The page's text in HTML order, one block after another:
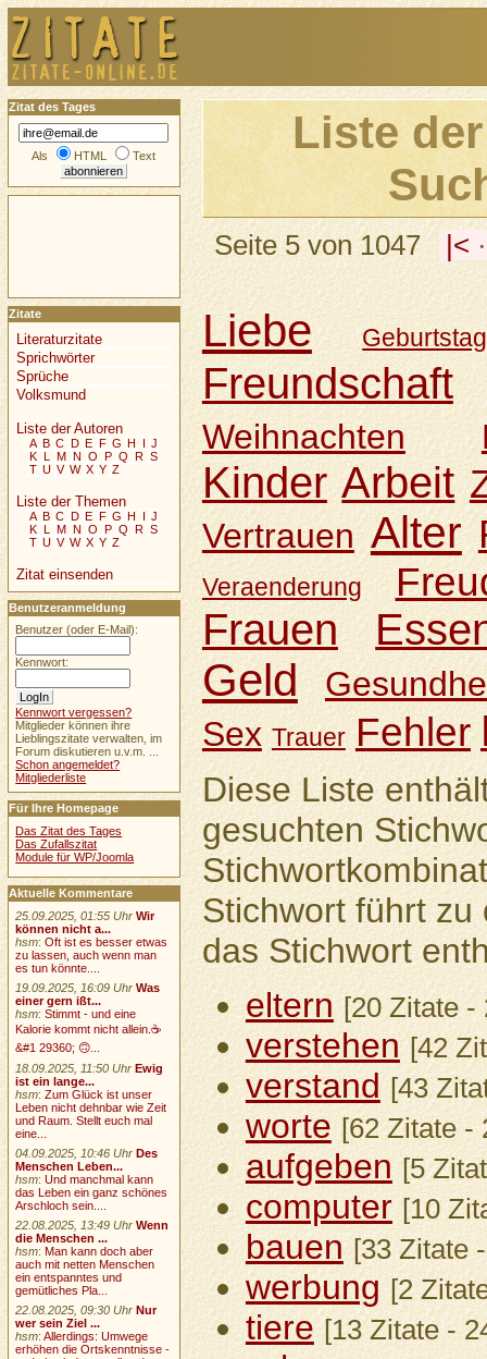
Liste
Seite 5 von 1047 |<
Liebe Geburtstag
Freundschaft
Weihnachten
Kinder Arbeit
Vertrauen Alter
Veraenderung
Frauen
Geld
Sex Trauer Fehler
Diese Liste
gesuchten
Stichwort führt zu
das Stichwort
eltern [20 Zitate -
verstehen [42
verstand [43
worte [62 Zitate -
aufgeben [5
computer [10
bauen [33 Zitate
werbung [2
tiere [13 Zitate -
Zitat des Tages
Als HTML Text
Zitate
Literaturzitate
Sprichwörter
Sprüche
Volksmund
Liste der Autoren
A B C D E F G H I J
K L M N O P Q R S
T U V W X Y Z
Liste der Themen
A B C D E F G H I J
K L M N O P Q R S
T U V W X Y Z
Zitat einsenden
Benutzeranmeldung
Benutzer (oder E-Mail):
Kennwort:
Kennwort vergessen?
Mitglieder können ihre
Lieblingszitate verwalten, im
Forum diskutieren u.v.m. ...
Schon angemeldet?
Mitgliederliste
Für Ihre Homepage
Das Zitat des Tages
Das Zufallszitat
Module für WP/Joomla
Aktuelle Kommentare
25.09.2025, 01:55 Uhr Wir
können nicht a...
hsm:Oft ist es besser etwas
zu lassen, auch wenn man
es tun könnte....
19.09.2025, 16:09 Uhr Was
einer gern ißt...
hsm:Stimmt - und eine
Kalorie kommt nicht allein.☕
&#1 29360; 🙃...
18.09.2025, 11:50 Uhr Ewig
ist ein lange...
hsm:Zum Glück ist unser
Leben nicht dehnbar wie Zeit
und Raum. Stellt euch mal
eine...
04.09.2025, 10:46 Uhr Des
Menschen Leben...
hsm:Und manchmal kann
das Leben ein ganz schönes
Arschloch sein....
22.08.2025, 13:49 Uhr Wenn
die Menschen ...
hsm:Man kann doch aber
auch mit netten Menschen
ein entspanntes und
gemütliches Pla...
22.08.2025, 09:30 Uhr Nur
wer sein Ziel ...
hsm:Allerdings: Umwege
erhöhen die Ortskenntnisse -